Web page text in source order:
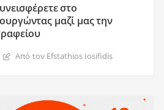
στο
μαζί μας την
Από τον Efstathios Iosifidis